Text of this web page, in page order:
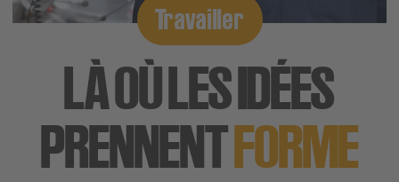
Travailler
LÀ OÙ LES IDÉES
PRENNENTFORME